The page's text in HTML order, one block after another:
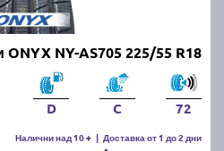
NY-AS705 225/55 R18
D C 72
Налични над 10 + | Доставка от 1 до 2 дни